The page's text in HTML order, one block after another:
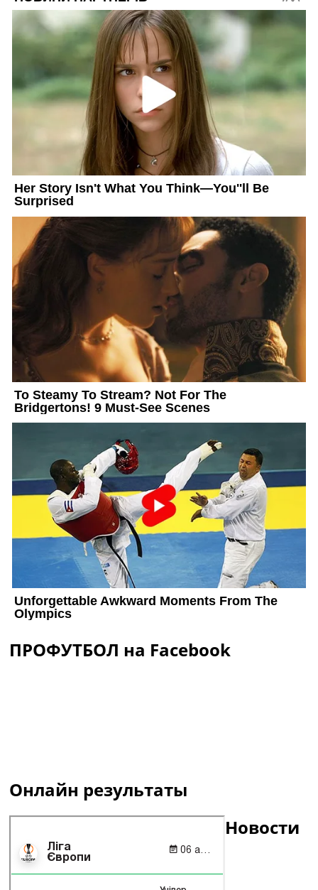
ПРОФУТБОЛ на Facebook
Онлайн результаты
Новости